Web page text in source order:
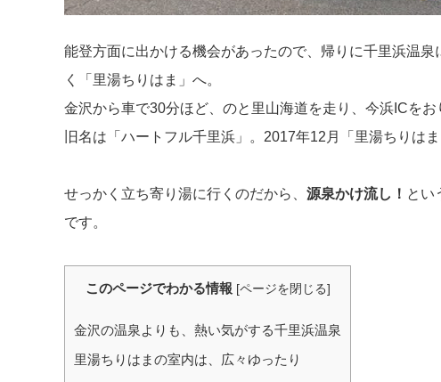
能登方面に出かける機会があったので、帰りに千里浜温
く「里湯ちりはま」へ。
金沢から車で30分ほど、のと里山海道を走り、今浜ICをお
旧名は「ハートフル千里浜」。2017年12月「里湯ちりは
せっかく立ち寄り湯に行くのだから、 源泉かけ流し！ とい
です。
このページでわかる情報 [ページを閉じる]
金沢の温泉よりも、熱い気がする千里浜温泉
里湯ちりはまの室内は、広々ゆったり